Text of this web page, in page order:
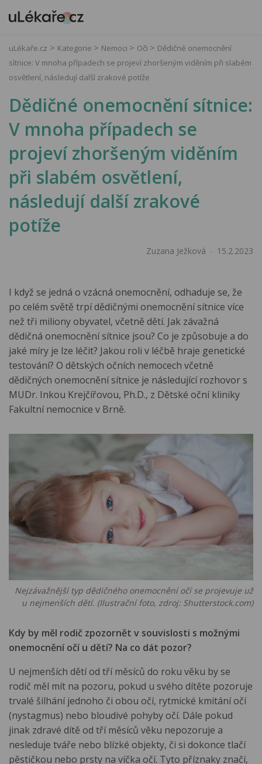
uLékaře.cz Kategorie Nemoci Oči
Dědičné onemocnění
sítnice: V mnoha případech se projeví zhoršeným viděním při slabém
osvětlení, následují další zrakové potíže
Dědičné onemocnění sítnice:
V mnoha případech se
projeví zhoršeným viděním
při slabém osvětlení,
následují další zrakové
potíže
Zuzana Ježková 15.2.2023
I když se jedná o vzácná onemocnění, odhaduje se, že
po celém světě trpí dědičnými onemocnění sítnice více
než tři miliony obyvatel, včetně dětí. Jak závažná
dědičná onemocnění sítnice jsou? Co je způsobuje a do
jaké míry je lze léčit? Jakou roli v léčbě hraje genetické
testování? O dětských očních nemocech včetně
dědičných onemocnění sítnice je následující rozhovor s
MUDr. Inkou Krejčířovou, Ph.D., z Dětské oční kliniky
Fakultní nemocnice v Brně.
Nejzávažnější typ dědičného onemocnění očí se projevuje už
u nejmenších dětí. (Ilustrační foto, zdroj: Shutterstock.com)
Kdy by měl rodič zpozornět v souvislosti s možnými
onemocnění očí u dětí? Na co dát pozor?
U nejmenších dětí od tří měsíců do roku věku by se
rodič měl mít na pozoru, pokud u svého dítěte pozoruje
trvalé šilhání jednoho či obou očí, rytmické kmitání očí
(nystagmus) nebo bloudivé pohyby očí. Dále pokud
jinak zdravé dítě od tří měsíců věku nepozoruje a
nesleduje tváře nebo blízké objekty, či si dokonce tlačí
pěstičkou nebo prsty na víčka očí. Tyto příznaky značí,